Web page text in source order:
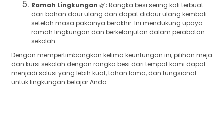
Ramah Lingkungan 🌿: Rangka besi sering kali terbuat
dari bahan daur ulang dan dapat didaur ulang kembali
setelah masa pakainya berakhir. Ini mendukung upaya
ramah lingkungan dan berkelanjutan dalam perabotan
sekolah.
Dengan mempertimbangkan kelima keuntungan ini, pilihan meja
dan kursi sekolah dengan rangka besi dari tempat kami dapat
menjadi solusi yang lebih kuat, tahan lama, dan fungsional
untuk lingkungan belajar Anda.